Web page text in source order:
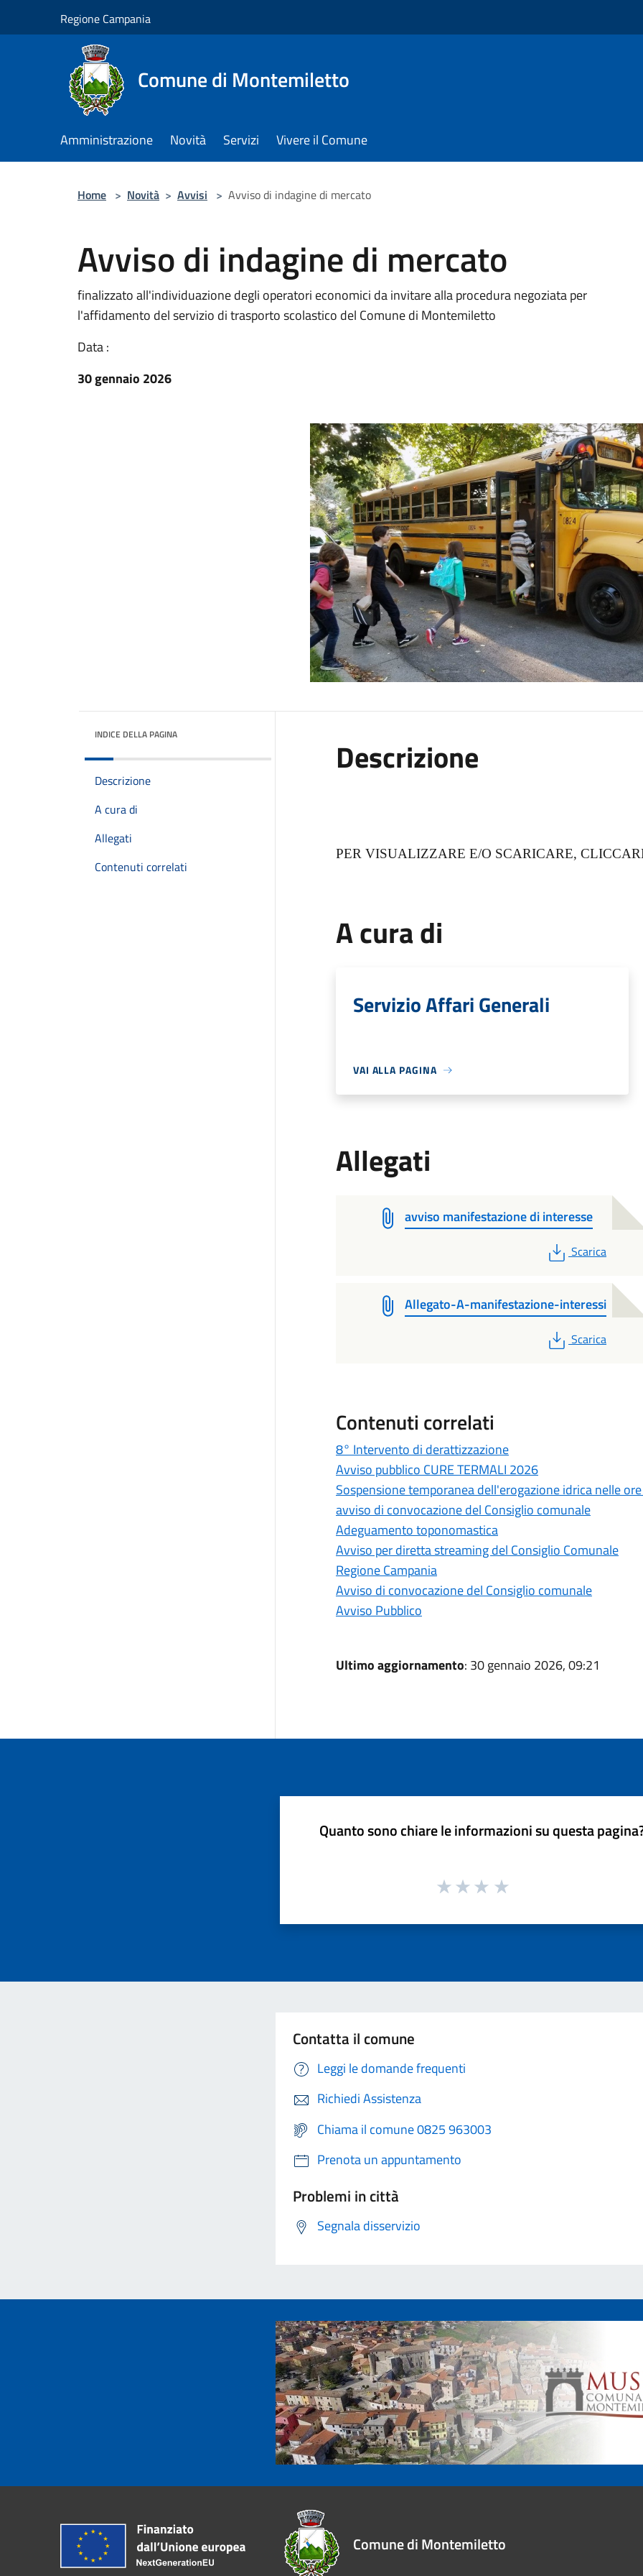
Regione Campania
Comune di Montemiletto
Amministrazione Novità Servizi Vivere il Comune
Home > Novità > Avvisi > Avviso di indagine di mercato
Avviso di indagine di mercato
finalizzato all'individuazione degli operatori economici da invitare alla procedura negoziata per
l'affidamento del servizio di trasporto scolastico del Comune di Montemiletto
Data :
30 gennaio 2026
INDICE DELLA PAGINA
Descrizione
A cura di
Allegati
Contenuti correlati
Descrizione
PER VISUALIZZARE E/O SCARICARE,
A cura di
Servizio Affari Generali
VAI ALLA PAGINA
Allegati
avviso manifestazione di interesse
PDF
Scarica
Allegato-A-manifestazione-interessi
PDF
Scarica
Contenuti correlati
8° Intervento di derattizzazione
Avviso pubblico CURE TERMALI 2026
Sospensione temporanea dell'erogazione idrica nelle
avviso di convocazione del Consiglio comunale
Adeguamento toponomastica
Avviso per diretta streaming del Consiglio Comunale
Regione Campania
Avviso di convocazione del Consiglio comunale
Avviso Pubblico
Ultimo aggiornamento: 30 gennaio 2026, 09:21
Quanto sono chiare le informazioni su questa
Contatta il comune
Leggi le domande frequenti
Richiedi Assistenza
Chiama il comune 0825 963003
Prenota un appuntamento
Problemi in città
Segnala disservizio
Comune di Montemiletto